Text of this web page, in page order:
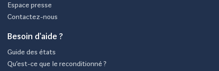
Espace presse
Contactez-nous
Besoin d'aide ?
Guide des états
Qu’est-ce que le reconditionné ?